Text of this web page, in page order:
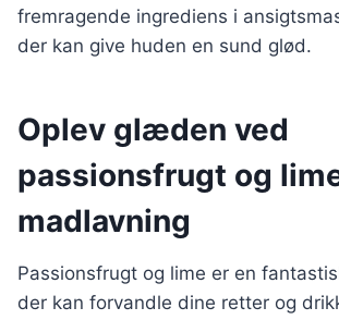
fremragende ingrediens i
der kan give huden en sund glød.
Oplev glæden ved
passionsfrugt og
madlavning
Passionsfrugt og lime er en
der kan forvandle dine retter og